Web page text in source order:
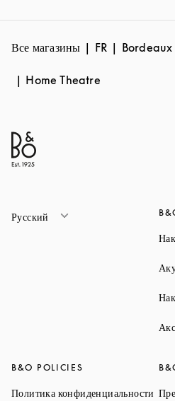
Все магазины FR Bordeaux
Home Theatre
Русский
B&O POLICIES
Политика конфиденциальности